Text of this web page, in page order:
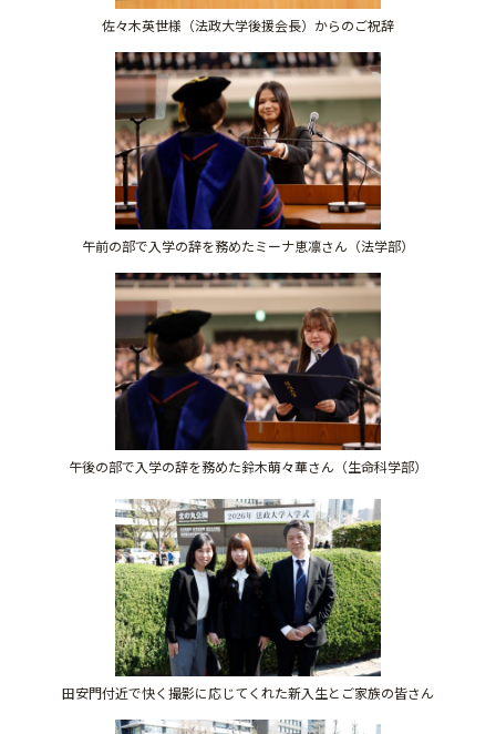
佐々木英世様（法政大学後援会長）からのご祝辞
午前の部で入学の辞を務めたミーナ恵凛さん（法学部）
午後の部で入学の辞を務めた鈴木萌々華さん（生命科学部）
田安門付近で快く撮影に応じてくれた新入生とご家族の皆さん